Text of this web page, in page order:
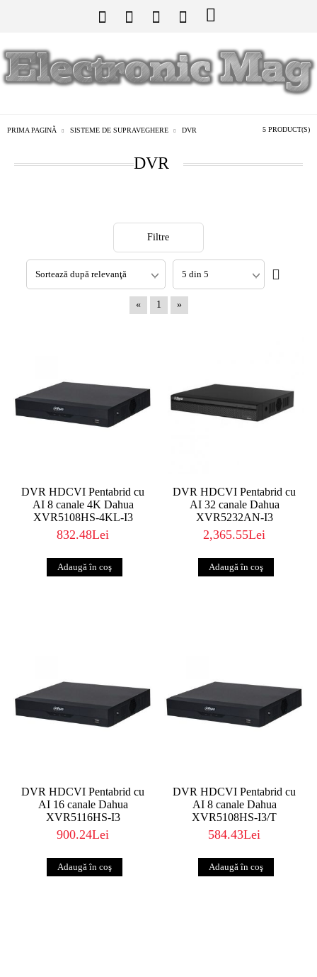
PRIMA PAGINĂ SISTEME DE SUPRAVEGHERE DVR 5 PRODUCT(S)
DVR
Filtre
« 1 »
DVR HDCVI Pentabrid cu
AI 8 canale 4K Dahua
XVR5108HS-4KL-I3
832.48Lei
DVR HDCVI Pentabrid cu
AI 32 canale Dahua
XVR5232AN-I3
2,365.55Lei
DVR HDCVI Pentabrid cu
AI 16 canale Dahua
XVR5116HS-I3
900.24Lei
DVR HDCVI Pentabrid cu
AI 8 canale Dahua
XVR5108HS-I3/T
584.43Lei